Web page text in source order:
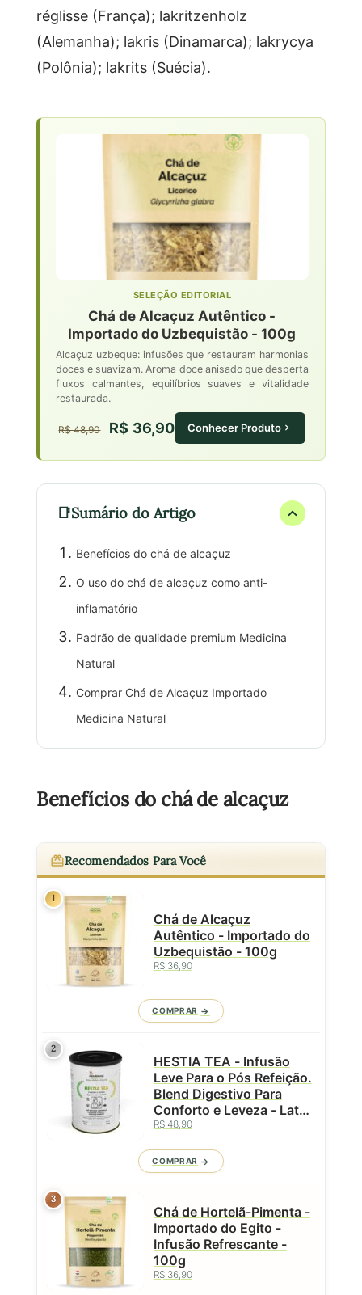
réglisse (França); lakritzenholz
(Alemanha); lakris (Dinamarca); lakrycya
(Polônia); lakrits (Suécia).
SELEÇÃO EDITORIAL
Chá de Alcaçuz Autêntico -
Importado do Uzbequistão - 100g
Alcaçuz uzbeque: infusões que restauram harmonias
doces e suavizam. Aroma doce anisado que desperta
fluxos calmantes, equilíbrios suaves e vitalidade
restaurada.
R$ 48,90 R$ 36,90 Conhecer Produto
Sumário do Artigo
Benefícios do chá de alcaçuz
O uso do chá de alcaçuz como anti-
inflamatório
Padrão de qualidade premium Medicina
Natural
Comprar Chá de Alcaçuz Importado
Medicina Natural
Benefícios do chá de alcaçuz
Recomendados Para Você
1
Chá de Alcaçuz
Autêntico - Importado do
Uzbequistão - 100g
R$ 36,90
COMPRAR
2
HESTIA TEA - Infusão
Leve Para o Pós Refeição.
Blend Digestivo Para
Conforto e Leveza - Lata
- 50g
R$ 48,90
COMPRAR
3
Chá de Hortelã-Pimenta -
Importado do Egito -
Infusão Refrescante -
100g
R$ 36,90